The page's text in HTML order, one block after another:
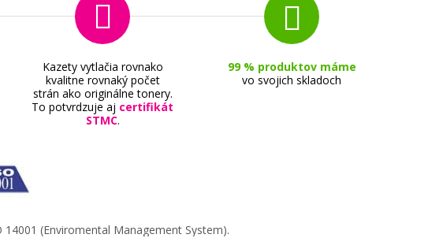
Kazety vytlačia rovnako
kvalitne rovnaký počet
strán ako originálne tonery.
To potvrdzuje aj certifikát
STMC.
99 % produktov máme
vo svojich skladoch
(Enviromental Management System).